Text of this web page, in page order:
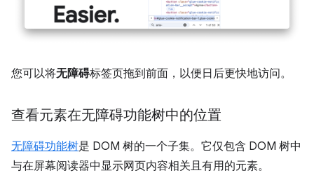
您可以将无障碍标签页拖到前面，以便日后更快地访问。
查看元素在无障碍功能树中的位置
无障碍功能树是 DOM 树的一个子集。它仅包含 DOM 树中
与在屏幕阅读器中显示网页内容相关且有用的元素。